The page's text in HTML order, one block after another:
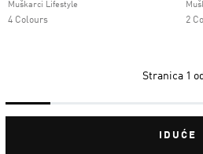
Muškarci Lifestyle
4 Colours 2
Stranica 1
IDUĆE